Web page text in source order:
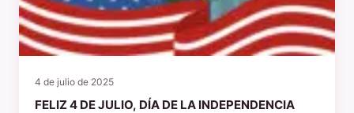
4 de julio de 2025
FELIZ 4 DE JULIO, DÍA DE LA INDEPENDENCIA